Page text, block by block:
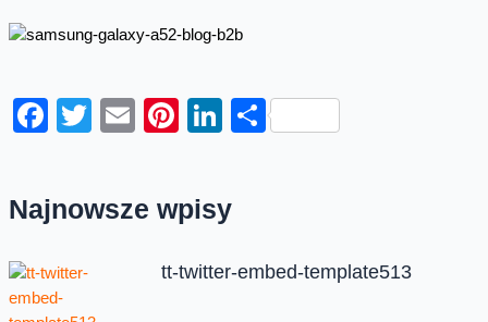
Facebook
Twitter
EmailPinterest
LinkedIn
Share
Najnowsze wpisy
tt-twitter-embed-template513